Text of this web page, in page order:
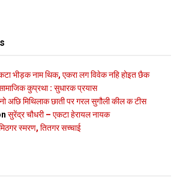
भीड़क नाम थिक, एकरा लग विवेक नहि होइत छैक
कुप्रथा : सुधारक प्रयास
अछि मिथिलाक छाती पर गरल सुगौली कील क टीस
सुरेंद्र चौधरी – एकटा हेरायल नायक
स्‍मरण, तितगर सच्‍चाई